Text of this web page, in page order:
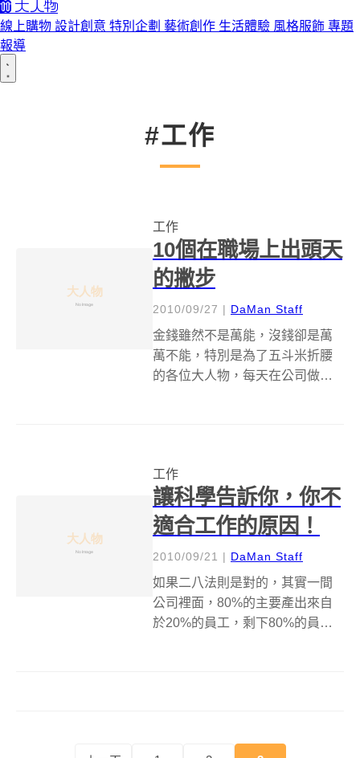
線上購物 設計創意 特別企劃 藝術創作 生活體驗 風格服飾 專題
報導
#工作
工作
10個在職場上出頭天
的撇步
2010/09/27 | DaMan Staff
金錢雖然不是萬能，沒錢卻是萬
萬不能，特別是為了五斗米折腰
的各位大人物，每天在公司做牛
嗎？趕快照過來看看吧！No.10 -
...
工作
讓科學告訴你，你不
適合工作的原因！
2010/09/21 | DaMan Staff
如果二八法則是對的，其實一間
公司裡面，80%的主要產出來自
於20%的員工，剩下80%的員